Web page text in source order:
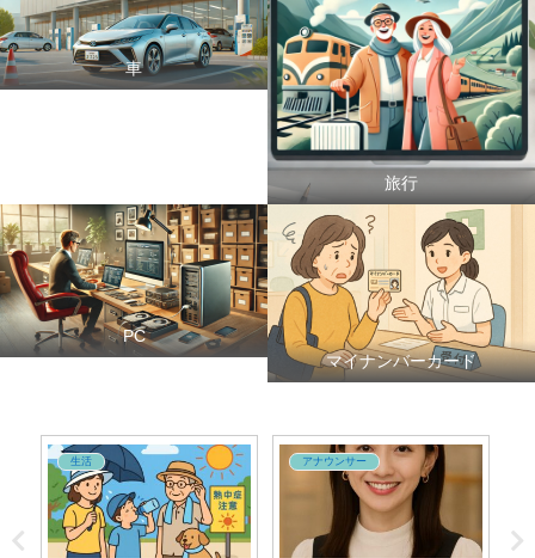
車
旅行
PC
マイナンバーカード
生活 アナウンサー